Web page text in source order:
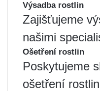
Výsadba rostlin
Zajišťujeme
našimi
Ošetření rostlin
Poskytujeme
ošetření